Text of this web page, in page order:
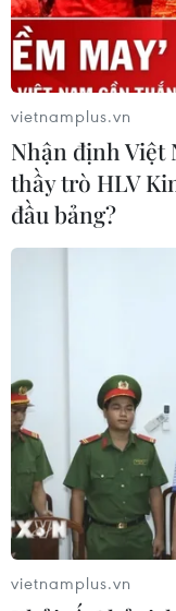
Lâm Đồng vào
ngư dân phấn
06/08/2026 09:06
Giá dầu tăng khi
trọng trước tình
chạm mức cao
06/08/2026 08:36
Xăng dầu trong
E10RON95-III
đồng/lít
06/08/2026 08:07
vietnamplus.vn
Nhận định Việt
thầy trò HLV
đầu bảng?
vietnamplus.vn